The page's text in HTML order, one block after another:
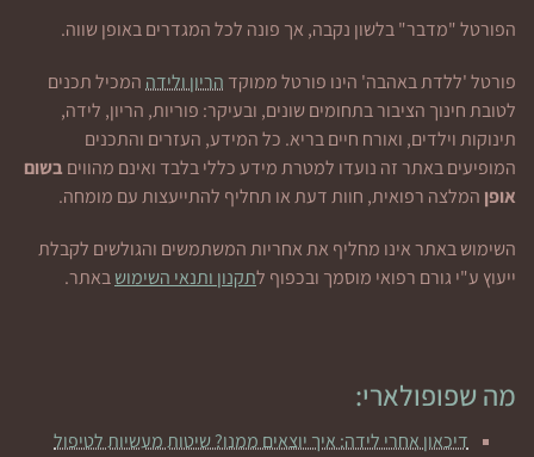
הפורטל "מדבר" בלשון נקבה, אך פונה לכל המגדרים באופן שווה.
פורטל 'ללדת באהבה' הינו פורטל ממוקד הריון ולידה המכיל תכנים
לטובת חינוך הציבור בתחומים שונים, ובעיקר: פוריות, הריון, לידה,
תינוקות וילדים, ואורח חיים בריא. כל המידע, העזרים והתכנים
המופיעים באתר זה נועדו למטרת מידע כללי בלבד ואינם מהוויםבשום
אופן המלצה רפואית, חוות דעת או תחליף להתייעצות עם מומחה.
השימוש באתר אינו מחליף את אחריות המשתמשים והגולשים לקבלת
ייעוץ ע"י גורם רפואי מוסמך ובכפוף לתקנון ותנאי השימושבאתר.
מה שפופולארי:
דיכאון אחרי לידה: איך יוצאים ממנו? שיטות מעשיות לטיפול